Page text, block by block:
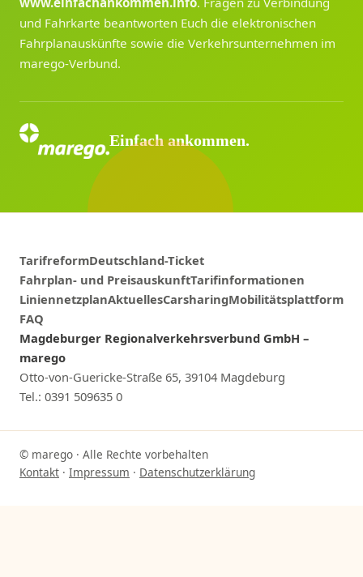
und Fahrkarte beantworten Euch die elektronischen
Fahrplanauskünfte sowie die Verkehrsunternehmen im
marego-Verbund.
Einfach ankommen.
TarifreformDeutschland-Ticket
Fahrplan- und PreisauskunftTarifinformationen
LiniennetzplanAktuellesCarsharingMobilitätsplattform
FAQ
Magdeburger Regionalverkehrsverbund GmbH –
marego
Otto-von-Guericke-Straße 65, 39104 Magdeburg
Tel.: 0391 509635 0
© marego · Alle Rechte vorbehalten
Kontakt · Impressum · Datenschutzerklärung